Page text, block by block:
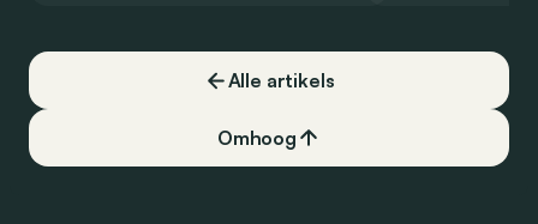
Alle artikels
Omhoog